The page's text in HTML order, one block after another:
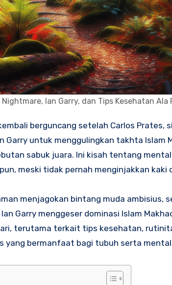
Nightmare, Ian Garry, dan Tips Kesehatan Ala
berguncang setelah Carlos Prates,
Garry untuk menggulingkan takhta Islam
sabuk juara. Ini kisah tentang
meski tidak pernah menginjakkan kaki
menjagokan bintang muda ambisius,
Garry menggeser dominasi Islam
terutama terkait tips kesehatan,
yang bermanfaat bagi tubuh serta